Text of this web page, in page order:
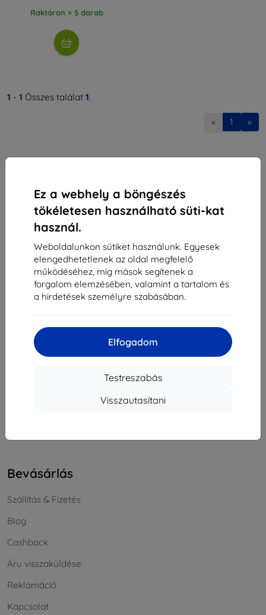
Ez a webhely a böngészés
tökéletesen használható süti-kat
használ.
Weboldalunkon sütiket használunk. Egyesek
elengedhetetlenek az oldal megfelelő
működéséhez, míg mások segítenek a
forgalom elemzésében, valamint a tartalom és
a hirdetések személyre szabásában.
Elfogadom
Testreszabás
Visszautasítani
Raktáron > 5 darab
1 - 1 Összes találat 1.
« 1 »
Shield-Sk s.r.o.
Rudolf Mocka utca 3750/2A
841 04 Bratislava
Cégjegyzékszám:46701494
ÁFA-azonosító:SK2023549671
info@top4mobile.eu
Bevásárlás
Szállítás & Fizetés
Blog
Cashback
Áru visszaküldése
Reklamáció
Kapcsolat